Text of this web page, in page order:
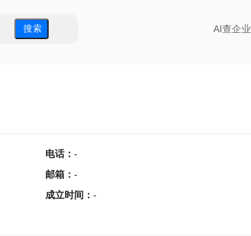
搜 索 AI查企业
电话： -
邮箱 ： -
成立时间 ： -